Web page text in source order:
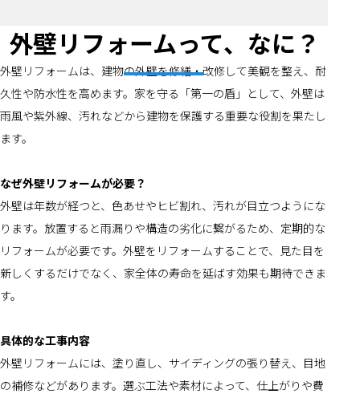
外壁リフォームって、なに？
外壁リフォームは、建物の外壁を修繕・改修して美観を整え、耐
久性や防水性を高めます。家を守る「第一の盾」として、外壁は
雨風や紫外線、汚れなどから建物を保護する重要な役割を果たし
ます。
なぜ外壁リフォームが必要？
外壁は年数が経つと、色あせやヒビ割れ、汚れが目立つようにな
ります。放置すると雨漏りや構造の劣化に繋がるため、定期的な
リフォームが必要です。外壁をリフォームすることで、見た目を
新しくするだけでなく、家全体の寿命を延ばす効果も期待できま
す。
具体的な工事内容
外壁リフォームには、塗り直し、サイディングの張り替え、目地
の補修などがあります。選ぶ工法や素材によって、仕上がりや費